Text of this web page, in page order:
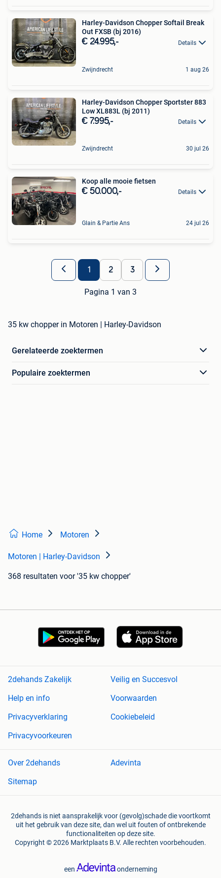
Harley-Davidson Chopper Softail Break
Out FXSB (bj 2016)
€ 24.995,- Details
Zwijndrecht 1 aug 26
Harley-Davidson Chopper Sportster 883
Low XL883L (bj 2011)
€ 7.995,- Details
Zwijndrecht 30 jul 26
Koop alle mooie fietsen
€ 50.000,- Details
Glain & Partie Ans 24 jul 26
1 2 3
Pagina 1 van 3
35 kw chopper in Motoren | Harley-Davidson
Gerelateerde zoektermen
Populaire zoektermen
Home Motoren
Motoren | Harley-Davidson
368 resultaten voor '35 kw chopper'
2dehands Zakelijk
Veilig en Succesvol
Help en info
Voorwaarden
Privacyverklaring
Cookiebeleid
Privacyvoorkeuren
Over 2dehands
Adevinta
Sitemap
2dehands is niet aansprakelijk voor (gevolg)schade die voortkomt
uit het gebruik van deze site, dan wel uit fouten of ontbrekende
functionaliteiten op deze site.
Copyright © 2026 Marktplaats B.V. Alle rechten voorbehouden.
een onderneming